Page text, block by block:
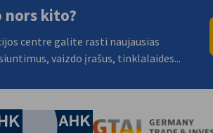
nors kito?
centre galite rasti naujausias
vaizdo įrašus, tinklalaides...
of Commerce and Industry
Chamber of Commerce and Industry
AHK.de